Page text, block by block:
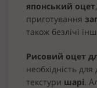
японський оцет
приготування
також безлічі
Рисовий оцет
необхідність
текстури шарі.